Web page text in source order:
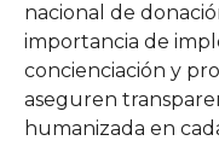
nacional de
importancia de
concienciación y
aseguren
humanizada en